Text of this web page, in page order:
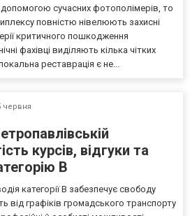
допомогою сучасних фотополімерів, то
повністю нівелюють захисні
критичного пошкодження
фахівці виділяють кілька чітких
реставрація є не...
червня
курсів, відгуки та
B
категорії B забезпечує свободу
від графіків громадського транспорту